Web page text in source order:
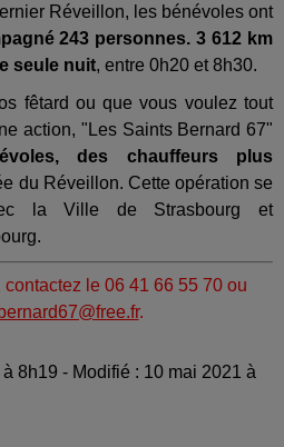
Réveillon, les bénévoles ont
243 personnes. 3 612 km
seule nuit, entre 0h20 et 8h30.
fêtard ou que vous voulez tout
action, "Les Saints Bernard 67"
des chauffeurs plus
du Réveillon. Cette opération se
la Ville de Strasbourg et
le 06 41 66 55 70 ou
.
8h19 - Modifié : 10 mai 2021 à